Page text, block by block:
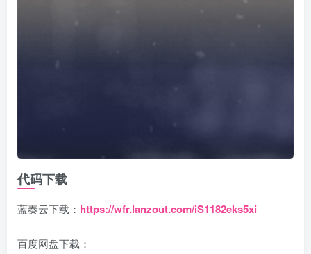
代码下载
蓝奏云下载： https://wfr.lanzout.com/iS1182eks5xi
百度网盘下载：